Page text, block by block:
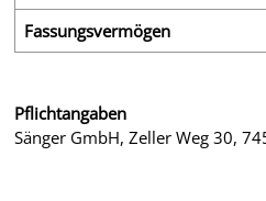
Fassungsvermögen
Pflichtangaben
Sänger GmbH, Zeller Weg 30,